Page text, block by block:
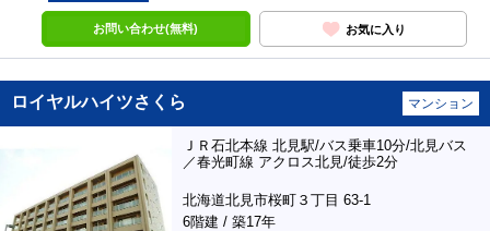
お問い合わせ(無料) お気に入り
ロイヤルハイツさくら マンション
ＪＲ石北本線 北見駅/バス乗車10分/北見バス
／春光町線 アクロス北見/徒歩2分
北海道北見市桜町３丁目 63-1
6階建 / 築17年